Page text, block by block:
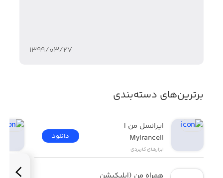
۱۳۹۹/۰۳/۲۷
برترین‌های دسته‌بندی
MyIrancell
ابزار‌های کاربردی
دانلود